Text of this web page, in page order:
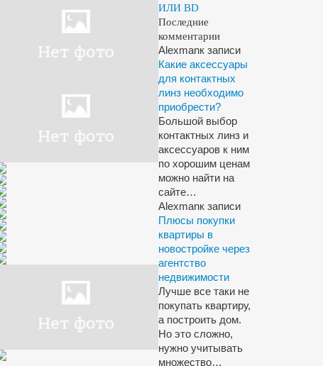
ИЛИ BD
Последние
комментарии
Alexmanк записи
Какие аксессуары
для контактных
линз необходимо
приобрести?
Большой выбор
контактных линз и
аксессуаров к ним
по хорошим ценам
можно найти на
сайте…
Alexmanк записи
Плюсы покупки
квартиры в
новостройке через
агентство
недвижимости
Лучше все таки не
покупать квартиру,
а построить дом.
Но это сложно,
нужно учитывать
множество…